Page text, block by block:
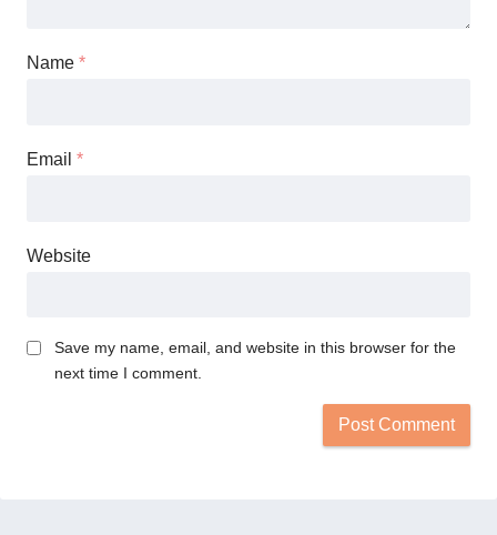
Name *
Email *
Website
Save my name, email, and website in this browser for the
next time I comment.